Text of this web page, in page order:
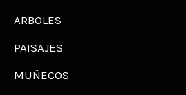
ARBOLES
PAISAJES
MUÑECOS